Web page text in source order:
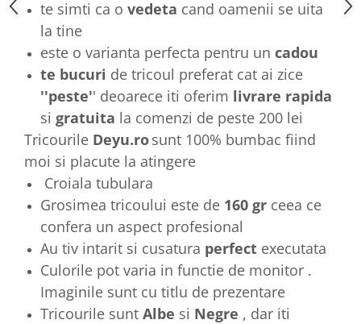
te simti ca o vedeta cand oamenii se uita
la tine
este o varianta perfecta pentru un cadou
te bucuri de tricoul preferat cat ai zice
''peste'' deoarece iti oferim livrare rapida
si gratuita la comenzi de peste 200 lei
Tricourile Deyu.rosunt 100% bumbac fiind
moi si placute la atingere
Croiala tubulara
Grosimea tricoului este de 160 gr ceea ce
confera un aspect profesional
Au tiv intarit si cusatura perfect executata
Culorile pot varia in functie de monitor .
Imaginile sunt cu titlu de prezentare
Tricourile sunt Albe si Negre , dar iti